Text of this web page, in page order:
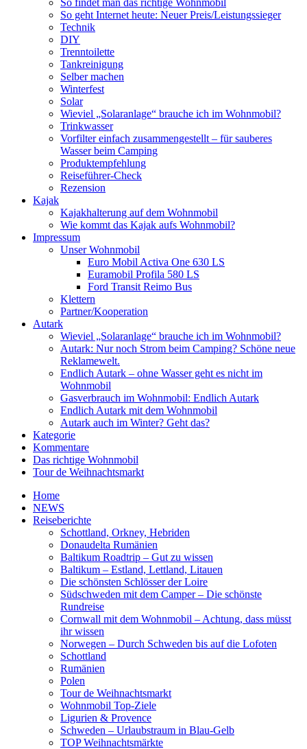
So geht Internet heute: Neuer Preis/Leistungssieger
Technik
DIY
Trenntoilette
Tankreinigung
Selber machen
Winterfest
Solar
Wieviel „Solaranlage“ brauche ich im Wohnmobil?
Trinkwasser
Vorfilter einfach zusammengestellt – für sauberes
Wasser beim Camping
Produktempfehlung
Reiseführer-Check
Rezension
Kajak
Kajakhalterung auf dem Wohnmobil
Wie kommt das Kajak aufs Wohnmobil?
Impressum
Unser Wohnmobil
Euro Mobil Activa One 630 LS
Euramobil Profila 580 LS
Ford Transit Reimo Bus
Klettern
Partner/Kooperation
Autark
Wieviel „Solaranlage“ brauche ich im Wohnmobil?
Autark: Nur noch Strom beim Camping? Schöne neue
Reklamewelt.
Endlich Autark – ohne Wasser geht es nicht im
Wohnmobil
Gasverbrauch im Wohnmobil: Endlich Autark
Endlich Autark mit dem Wohnmobil
Autark auch im Winter? Geht das?
Kategorie
Kommentare
Das richtige Wohnmobil
Tour de Weihnachtsmarkt
Home
NEWS
Reiseberichte
Schottland, Orkney, Hebriden
Donaudelta Rumänien
Baltikum Roadtrip – Gut zu wissen
Baltikum – Estland, Lettland, Litauen
Die schönsten Schlösser der Loire
Südschweden mit dem Camper – Die schönste
Rundreise
Cornwall mit dem Wohnmobil – Achtung, dass müsst
ihr wissen
Norwegen – Durch Schweden bis auf die Lofoten
Schottland
Rumänien
Polen
Tour de Weihnachtsmarkt
Wohnmobil Top-Ziele
Ligurien & Provence
Schweden – Urlaubstraum in Blau-Gelb
TOP Weihnachtsmärkte